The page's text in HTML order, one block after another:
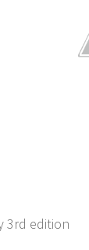
3rd edition